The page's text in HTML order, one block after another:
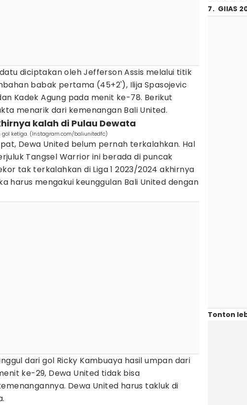
diciptakan oleh Jefferson Assis melalui titik
babak pertama (45+2'), Ilija Spasojevic
Kadek Agung pada menit ke-78. Berikut
menarik dari kemenangan Bali United.
kalah di Pulau Dewata
gol ketiga. (Instagram.com/baliunitedfc)
Dewa United belum pernah terkalahkan. Hal
Tangsel Warrior ini berada di puncak
tak terkalahkan di Liga 1 2023/2024 akhirnya
harus mengakui keunggulan Bali United dengan
dari gol Ricky Kambuaya hasil umpan dari
ke-29, Dewa United tidak bisa
Dewa United harus takluk di
7. GIIAS
Tonton